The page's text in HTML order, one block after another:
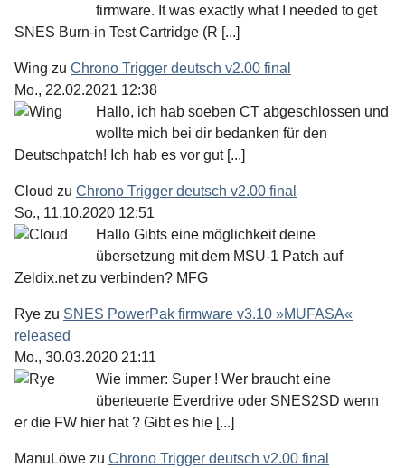
firmware. It was exactly what I needed to get
SNES Burn-in Test Cartridge (R [...]
Wing zu Chrono Trigger deutsch v2.00 final
Mo., 22.02.2021 12:38
Hallo, ich hab soeben CT abgeschlossen und
wollte mich bei dir bedanken für den
Deutschpatch! Ich hab es vor gut [...]
Cloud zu Chrono Trigger deutsch v2.00 final
So., 11.10.2020 12:51
Hallo Gibts eine möglichkeit deine
übersetzung mit dem MSU-1 Patch auf
Zeldix.net zu verbinden? MFG
Rye zu SNES PowerPak firmware v3.10 »MUFASA«
released
Mo., 30.03.2020 21:11
Wie immer: Super ! Wer braucht eine
überteuerte Everdrive oder SNES2SD wenn
er die FW hier hat ? Gibt es hie [...]
ManuLöwe zu Chrono Trigger deutsch v2.00 final